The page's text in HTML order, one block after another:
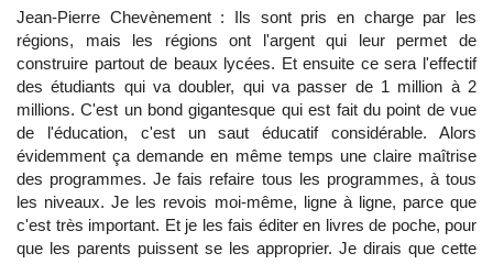
Jean-Pierre Chevènement : Ils sont pris en charge par les
régions, mais les régions ont l'argent qui leur permet de
construire partout de beaux lycées. Et ensuite ce sera l'effectif
des étudiants qui va doubler, qui va passer de 1 million à 2
millions. C'est un bond gigantesque qui est fait du point de vue
de l'éducation, c'est un saut éducatif considérable. Alors
évidemment ça demande en même temps une claire maîtrise
des programmes. Je fais refaire tous les programmes, à tous
les niveaux. Je les revois moi-même, ligne à ligne, parce que
c'est très important. Et je les fais éditer en livres de poche, pour
que les parents puissent se les approprier. Je dirais que cette